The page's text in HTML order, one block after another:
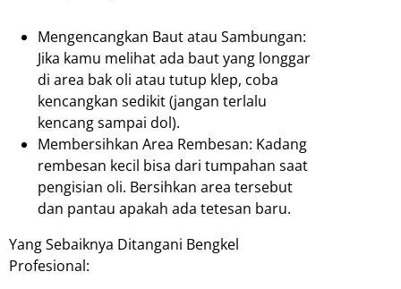
Mengencangkan Baut atau Sambungan:
Jika kamu melihat ada baut yang longgar
di area bak oli atau tutup klep, coba
kencangkan sedikit (jangan terlalu
kencang sampai dol).
Membersihkan Area Rembesan: Kadang
rembesan kecil bisa dari tumpahan saat
pengisian oli. Bersihkan area tersebut
dan pantau apakah ada tetesan baru.
Yang Sebaiknya Ditangani Bengkel
Profesional: